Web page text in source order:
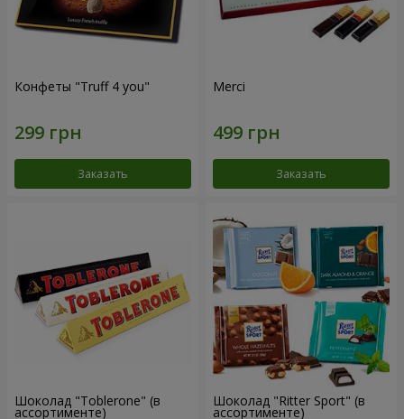
Конфеты "Truff 4 you"
Заказать
Merci
Заказать
Шоколад "Toblerone" (в
ассортименте)
Шоколад "Ritter Sport" (в
ассортименте)